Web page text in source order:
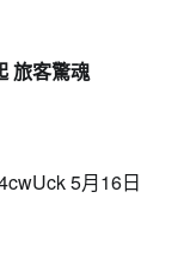
旅客驚魂
5月16日